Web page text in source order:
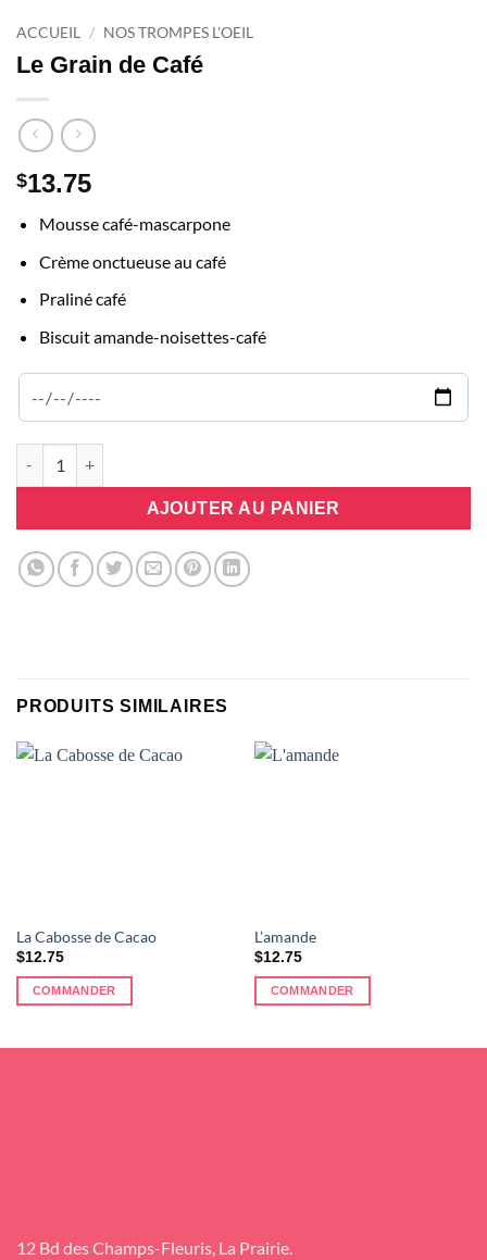
ACCUEIL / NOS TROMPES L'OEIL
Le Grain de Café
$13.75
Mousse café-mascarpone
Crème onctueuse au café
Praliné café
Biscuit amande-noisettes-café
AJOUTER AU PANIER
PRODUITS SIMILAIRES
La Cabosse de Cacao
$12.75
COMMANDER
L’amande
$12.75
COMMANDER
12 Bd des Champs-Fleuris, La Prairie.